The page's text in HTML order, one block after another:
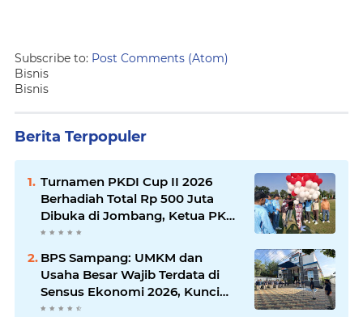
Subscribe to: Post Comments (Atom)
Bisnis
Bisnis
Berita Terpopuler
Turnamen PKDI Cup II 2026
Berhadiah Total Rp 500 Juta
Dibuka di Jombang, Ketua PKDI
Jatim Syaifullah Mahdi: Ajang
Komunikasi Antar-Kades untuk
Memajukan Desa
BPS Sampang: UMKM dan
Usaha Besar Wajib Terdata di
Sensus Ekonomi 2026, Kunci
Kebijakan Tepat Sasaran